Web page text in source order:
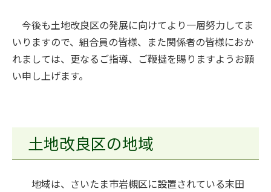
今後も土地改良区の発展に向けてより一層努力してま
いりますので、組合員の皆様、また関係者の皆様におか
れましては、更なるご指導、ご鞭撻を賜りますようお願
い申し上げます。
土地改良区の地域
地域は、さいたま市岩槻区に設置されている末田